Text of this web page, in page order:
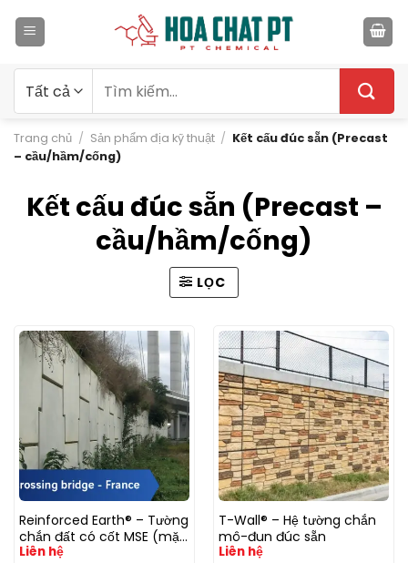
qua
kiếm:
Trang chủ / Sản phẩm địa kỹ thuật / Kết cấu đúc sẵn (Precast
– cầu/hầm/cống)
Kết cấu đúc sẵn (Precast –
cầu/hầm/cống)
LỌC
Reinforced Earth® – Tường
chắn đất có cốt MSE (mặt
tấm bê tông đúc sẵn)
Liên hệ
T-Wall® – Hệ tường chắn
mô-đun đúc sẵn
Liên hệ